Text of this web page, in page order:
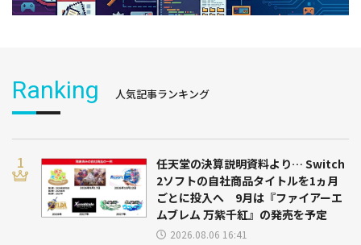
Ranking 人気記事ランキング
任天堂の決算説明資料より… Switch
2ソフトの自社商品タイトルを1ヵ月
ごとに投入へ 9月は『ファイアーエ
ムブレム 万紫千紅』の発売を予定
2026.08.06 16:41